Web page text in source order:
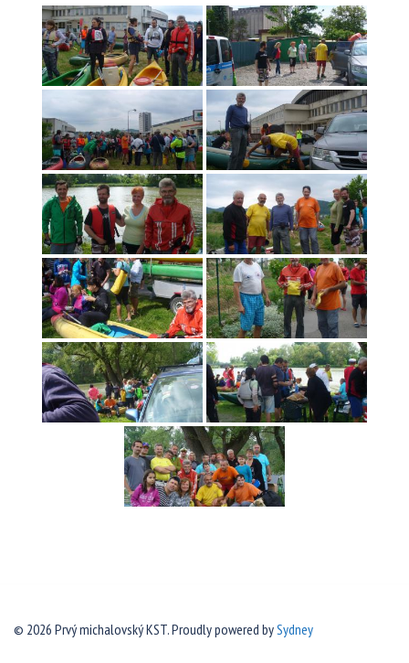
© 2026 Prvý michalovský KST. Proudly powered bySydney